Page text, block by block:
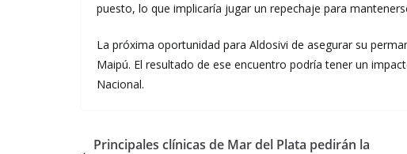
puesto, lo que implicaría jugar un repechaje para
La próxima oportunidad para Aldosivi de asegurar su
Maipú. El resultado de ese encuentro podría tener un
Nacional.
Principales clínicas de Mar del Plata pedirán la